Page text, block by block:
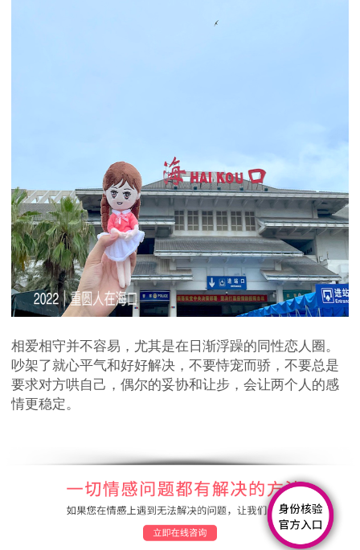
相爱相守并不容易，尤其是在日渐浮躁的同性恋人圈。
吵架了就心平气和好好解决，不要恃宠而骄，不要总是
要求对方哄自己，偶尔的妥协和让步，会让两个人的感
情更稳定。